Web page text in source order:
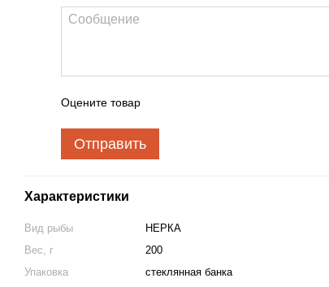
Оцените товар
Отправить
Характеристики
Вид рыбы
НЕРКА
Вес, г
200
Упаковка
стеклянная банка